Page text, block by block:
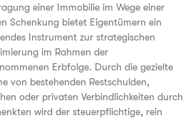
einer Immobilie im Wege einer
Schenkung bietet Eigentümern ein
Instrument zur strategischen
im Rahmen der
Erbfolge. Durch die gezielte
von bestehenden Restschulden,
oder privaten Verbindlichkeiten durch
wird der steuerpflichtige, rein